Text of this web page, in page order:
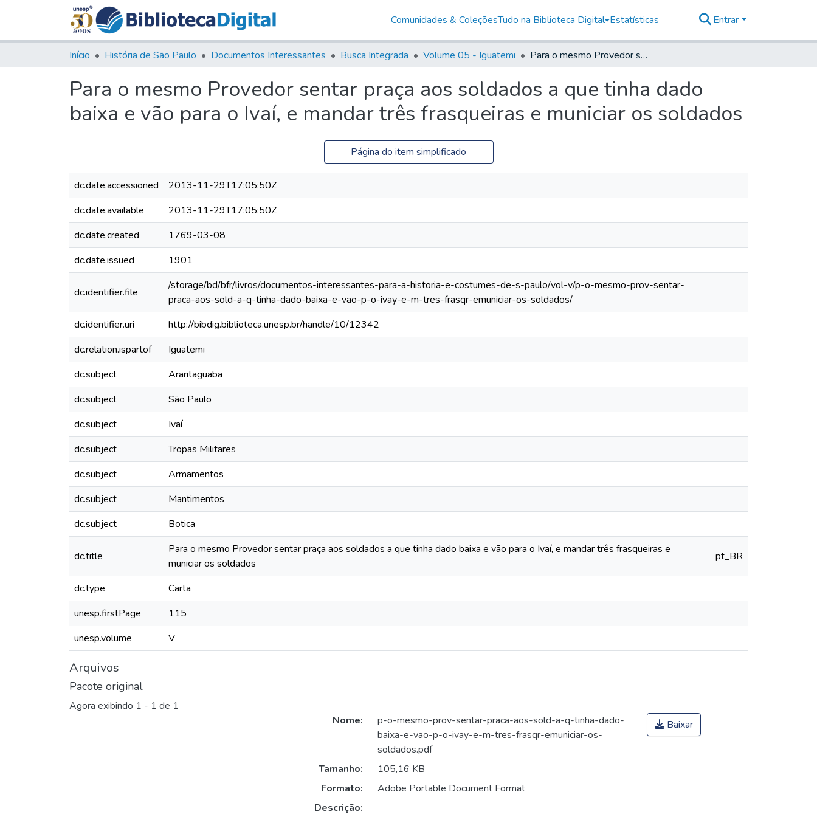
Comunidades & ColeçõesTudo na Biblioteca Digital Estatísticas Entrar
Início História de São Paulo Documentos Interessantes Busca Integrada Volume 05 - Iguatemi Para o mesmo Provedor sentar praça aos soldados a que tinha dado baixa e vão para o Ivaí, e mandar três frasqueiras e municiar os soldados
Para o mesmo Provedor sentar praça aos soldados a que tinha dado
baixa e vão para o Ivaí, e mandar três frasqueiras e municiar os soldados
Página do item simplificado
dc.date.accessioned
2013-11-29T17:05:50Z
dc.date.available
2013-11-29T17:05:50Z
dc.date.created
1769-03-08
dc.date.issued
1901
dc.identifier.file
/storage/bd/bfr/livros/documentos-interessantes-para-a-historia-e-costumes-de-s-paulo/vol-v/p-o-mesmo-prov-sentar-
praca-aos-sold-a-q-tinha-dado-baixa-e-vao-p-o-ivay-e-m-tres-frasqr-emuniciar-os-soldados/
dc.identifier.uri
http://bibdig.biblioteca.unesp.br/handle/10/12342
dc.relation.ispartof
Iguatemi
dc.subject
Araritaguaba
dc.subject
São Paulo
dc.subject
Ivaí
dc.subject
Tropas Militares
dc.subject
Armamentos
dc.subject
Mantimentos
dc.subject
Botica
dc.title
Para o mesmo Provedor sentar praça aos soldados a que tinha dado baixa e vão para o Ivaí, e mandar três frasqueiras e
municiar os soldados
pt_BR
dc.type
Carta
unesp.firstPage
115
unesp.volume
V
Arquivos
Pacote original
Agora exibindo 1 - 1 de 1
Nome:
p-o-mesmo-prov-sentar-praca-aos-sold-a-q-tinha-dado-
baixa-e-vao-p-o-ivay-e-m-tres-frasqr-emuniciar-os-
soldados.pdf
Tamanho:
105,16 KB
Formato:
Adobe Portable Document Format
Descrição:
Baixar